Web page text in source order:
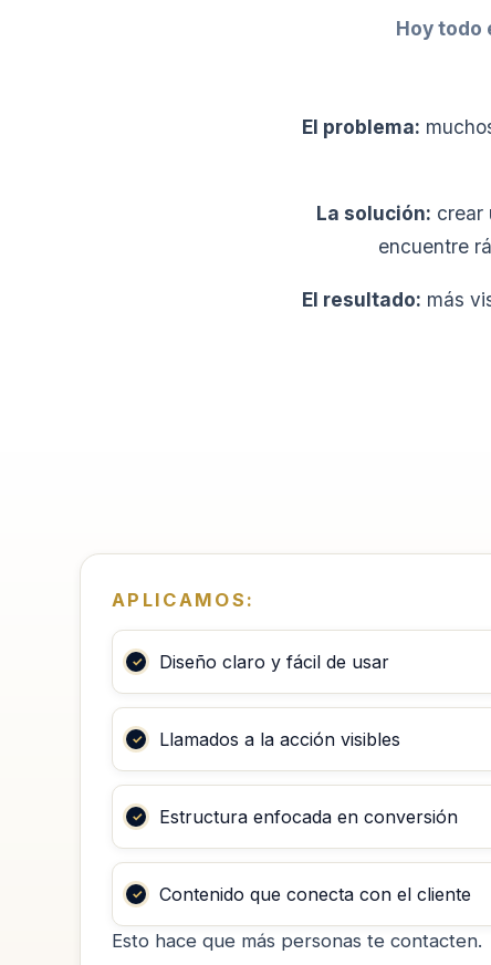
Hoy todo
El problema:
La solución: crear
encuentre
El resultado: más
APLICAMOS:
Diseño claro y fácil de usar
Llamados a la acción visibles
Estructura enfocada en conversión
Contenido que conecta con el cliente
Esto hace que más personas te contacten.